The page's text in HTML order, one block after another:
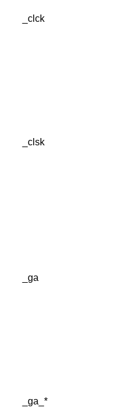
_clck
_clsk
_ga
_ga_*